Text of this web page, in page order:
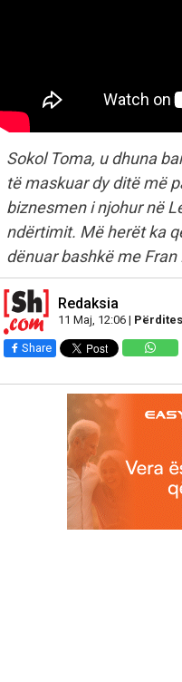
Sokol Toma, u dhuna
të maskuar dy ditë më
biznesmen i njohur në
ndërtimit. Më herët ka
dënuar bashkë me
Redaksia
11 Maj, 12:06 |
Share